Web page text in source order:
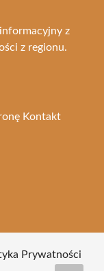
z
z regionu.
Kontakt
Prywatności